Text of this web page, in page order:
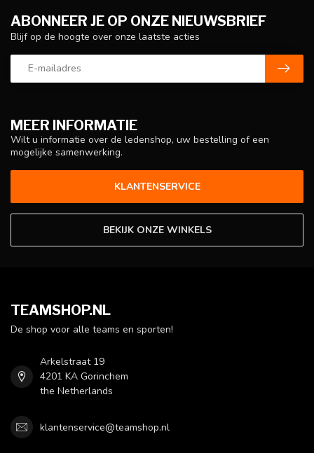
MEER INFORMATIE
Wilt u informatie over de ledenshop, uw bestelling of een
mogelijke samenwerking.
KLANTENSERVICE
BEKIJK ONZE WINKELS
ABONNEER JE OP ONZE NIEUWSBRIEF
Blijf op de hoogte over onze laatste acties
TEAMSHOP.NL
De shop voor alle teams en sporten!
Arkelstraat 19
4201 KA Gorinchem
the Netherlands
klantenservice@teamshop.nl